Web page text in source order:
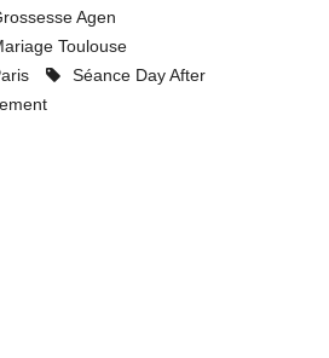
Agen
Toulouse
Séance Day After